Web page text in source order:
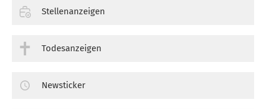
Stellenanzeigen
Todesanzeigen
Newsticker